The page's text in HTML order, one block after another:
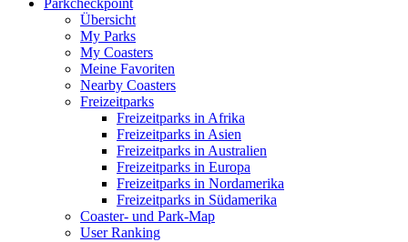
Parkcheckpoint
Übersicht
My Parks
My Coasters
Meine Favoriten
Nearby Coasters
Freizeitparks
Freizeitparks in Afrika
Freizeitparks in Asien
Freizeitparks in Australien
Freizeitparks in Europa
Freizeitparks in Nordamerika
Freizeitparks in Südamerika
Coaster- und Park-Map
User Ranking